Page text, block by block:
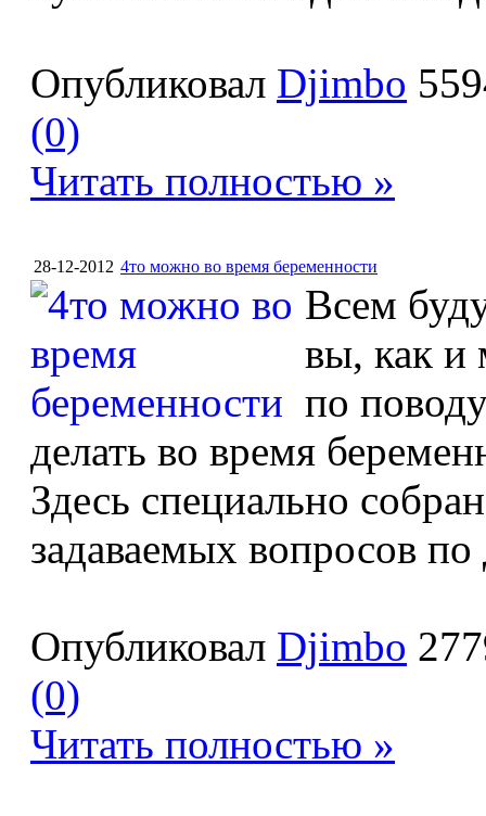
Опубликовал Djimbo
(0)
Читать полностью »
28-12-2012 4то можно во время беременности
Всем
вы, как и
по
делать во время
Здесь специально
задаваемых вопросов
Опубликовал Djimbo
(0)
Читать полностью »